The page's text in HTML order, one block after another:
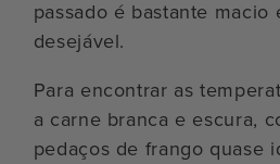
passado é bastante macio
desejável.
Para encontrar as
a carne branca e escura,
pedaços de frango quase